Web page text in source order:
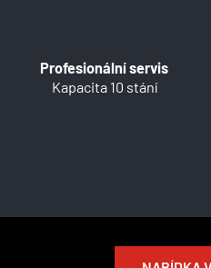
Profesionální servis
Kapacita 10 stání